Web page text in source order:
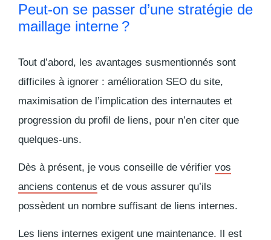
Peut-on se passer d’une stratégie de
maillage interne ?
Tout d’abord, les avantages susmentionnés sont
difficiles à ignorer : amélioration SEO du site,
maximisation de l’implication des internautes et
progression du profil de liens, pour n’en citer que
quelques-uns.
Dès à présent, je vous conseille de vérifier vos
anciens contenus et de vous assurer qu’ils
possèdent un nombre suffisant de liens internes.
Les liens internes exigent une maintenance. Il est